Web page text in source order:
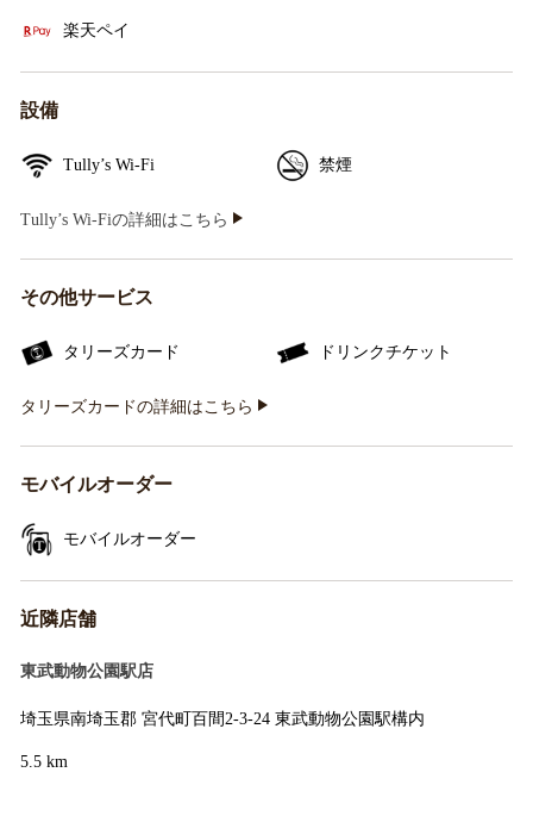
楽天ペイ
設備
Tully’s Wi-Fi 禁煙
Tully’s Wi-Fiの詳細はこちら
その他サービス
タリーズカード ドリンクチケット
タリーズカードの詳細はこちら
モバイルオーダー
モバイルオーダー
近隣店舗
東武動物公園駅店
埼玉県南埼玉郡 宮代町百間2-3-24 東武動物公園駅構内
5.5 km